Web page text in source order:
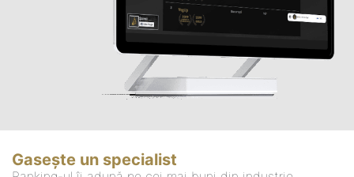
Gasește un specialist